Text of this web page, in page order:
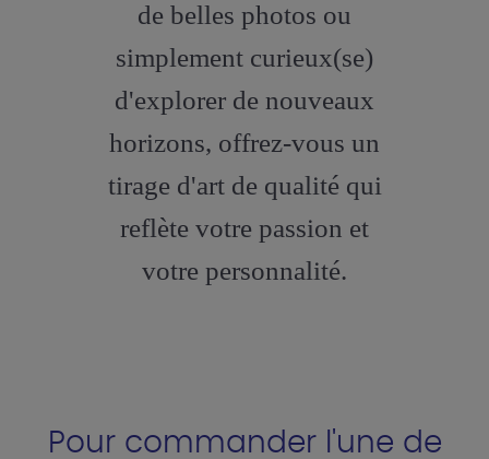
de belles photos ou
simplement curieux(se)
d'explorer de nouveaux
horizons, offrez-vous un
tirage d'art de qualité qui
reflète votre passion et
votre personnalité.
Pour commander l'une de